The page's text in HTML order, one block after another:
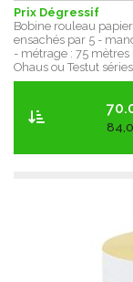
Prix Dégressif
Bobine rouleau
ensachés par 5 -
- métrage : 75 mètres
Ohaus ou Testut